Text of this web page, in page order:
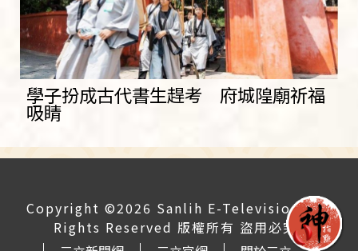
學子扮成古代書生趕考 府城隍廟祈福
吸睛
Copyright ©2026 Sanlih E-Television All
Rights Reserved 版權所有 盜用必究